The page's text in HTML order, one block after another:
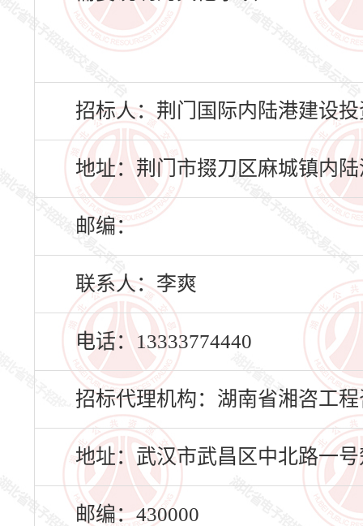
招标人：荆门国际内陆港建设
地址：荆门市掇刀区麻城镇内
邮编：
联系人：李爽
电话：13333774440
招标代理机构：湖南省湘咨工
地址：武汉市武昌区中北路一号
邮编：430000